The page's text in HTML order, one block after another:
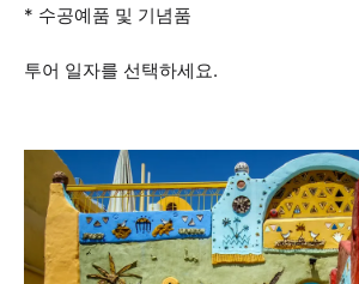
* 수공예품 및 기념품
투어 일자를 선택하세요.